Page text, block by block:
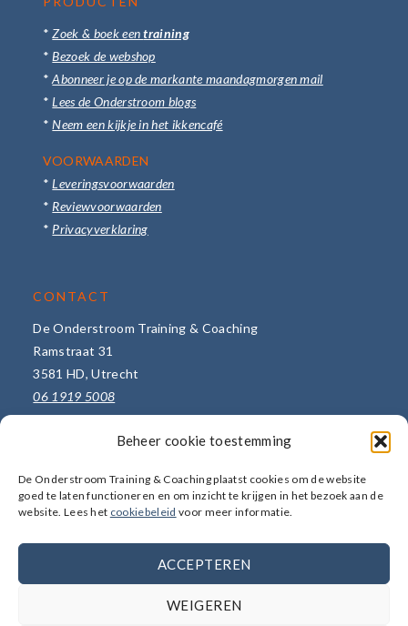
Beheer cookie toestemming
De Onderstroom Training & Coaching plaatst cookies om de website
goed te laten functioneren en om inzicht te krijgen in het bezoek aan de
website. Lees het cookiebeleid voor meer informatie.
ACCEPTEREN
WEIGEREN
*Zoek & boek eentraining
*Bezoek de webshop
*Abonneer je op de markante maandagmorgen mail
*Lees de Onderstroom blogs
*Neem een kijkje in het ikkencafé
VOORWAARDEN
*Leveringsvoorwaarden
* Reviewvoorwaarden
* Privacyverklaring
CONTACT
De Onderstroom Training & Coaching
Ramstraat 31
3581 HD, Utrecht
06 1919 5008
info@de-onderstroom.nl
Stuur een bericht ->